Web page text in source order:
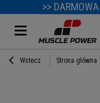
>>
Wstecz Strona główna